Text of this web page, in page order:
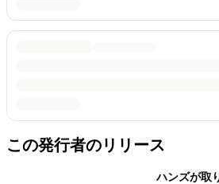
この発行者のリリース
ハンズが取